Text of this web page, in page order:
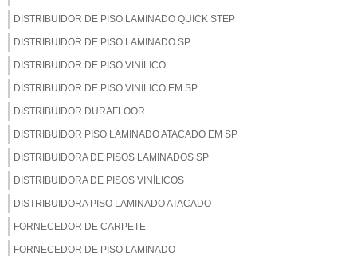
DISTRIBUIDOR DE PISO LAMINADO QUICK STEP
DISTRIBUIDOR DE PISO LAMINADO SP
DISTRIBUIDOR DE PISO VINÍLICO
DISTRIBUIDOR DE PISO VINÍLICO EM SP
DISTRIBUIDOR DURAFLOOR
DISTRIBUIDOR PISO LAMINADO ATACADO EM SP
DISTRIBUIDORA DE PISOS LAMINADOS SP
DISTRIBUIDORA DE PISOS VINÍLICOS
DISTRIBUIDORA PISO LAMINADO ATACADO
FORNECEDOR DE CARPETE
FORNECEDOR DE PISO LAMINADO